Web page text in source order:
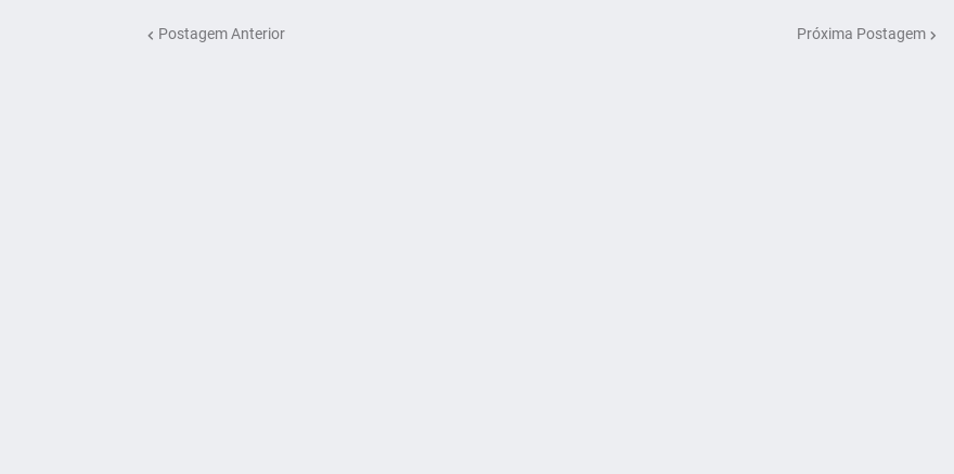
Postagem Anterior Próxima Postagem